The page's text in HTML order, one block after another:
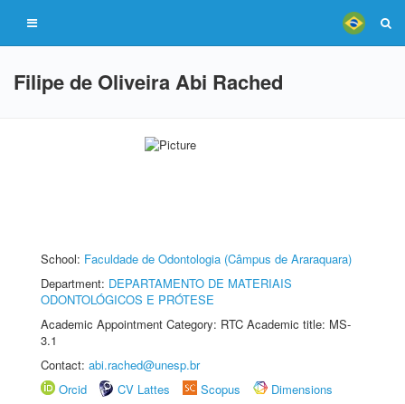
Filipe de Oliveira Abi Rached
School: Faculdade de Odontologia (Câmpus de Araraquara)
Department: DEPARTAMENTO DE MATERIAIS
ODONTOLÓGICOS E PRÓTESE
Academic Appointment Category: RTC Academic title: MS-
3.1
Contact: abi.rached@unesp.br
Orcid
CV Lattes Scopus
Dimensions